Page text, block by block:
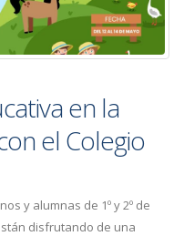
en la
el Colegio
y alumnas de 1º y 2º de
disfrutando de una